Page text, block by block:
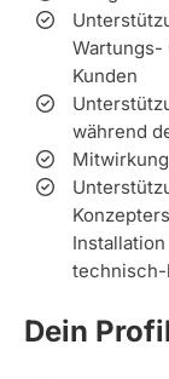
Wartungs-
Kunden
während
Dein